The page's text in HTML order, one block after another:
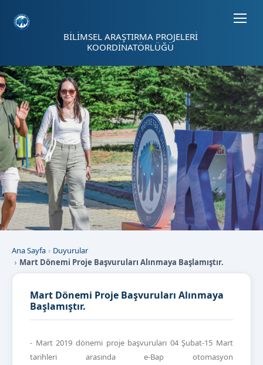
BİLİMSEL ARAŞTIRMA PROJELERİ
KOORDİNATÖRLÜĞÜ
Ana Sayfa
Duyurular
Mart Dönemi Proje Başvuruları Alınmaya Başlamıştır.
Mart Dönemi Proje Başvuruları Alınmaya
Başlamıştır.
- Mart 2019 dönemi proje başvuruları 04 Şubat-15 Mart
tarihleri arasında e-Bap otomasyon